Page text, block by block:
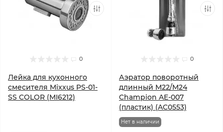
0
Лейка для кухонного
смесителя Mixxus PS-01-
SS COLOR (MI6212)
0
Аэратор поворотный
длинный M22/M24
Champion AE-007
(пластик) (AC0553)
Нет в наличии